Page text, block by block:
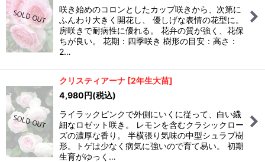
咲き始めのコロンとしたカップ咲きから、次第に
ふんわり大きく開花し、 優しげな表情の花型に。
房咲きで耐病性に優れる。 花弁の質が強く、花保
ちが良い。 花期：四季咲き 樹形の目安：高さ：
2…
クリスティアーナ [2年生大苗]
4,980円(税込)
ライラックピンクで外側にいくに従って、白い繊
細なロゼット咲き。 レモンを含むクラシックロー
ズの濃厚な香り。 半横張り気味の中型シュラブ樹
形。トゲは少なく病気に強いので育て易い。 初期
生育がゆっく…